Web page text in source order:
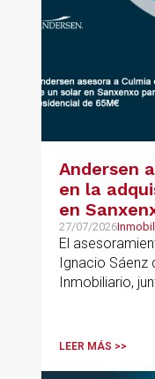
Andersen
en la
en
desarrollo
65M€
27/07/2026
El
Ignacio Sáenz
Inmobiliario,
Morales,
LEER MÁS >>